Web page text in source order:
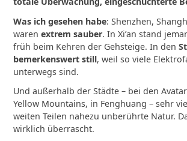
Was ich gesehen habe: Shenzhen,
warenextrem sauber. In Xi’an stand
früh beim Kehren der Gehsteige. In den
bemerkenswert still, weil so viele
unterwegs sind.
Und außerhalb der Städte – bei den
Yellow Mountains, in Fenghuang – sehr
weiten Teilen nahezu unberührte Natur.
wirklich überrascht.